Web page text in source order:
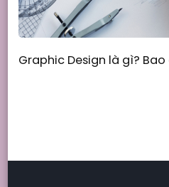
Graphic Design là gì?